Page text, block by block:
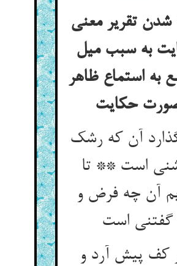
شدن تقریر معنی
به سبب میل
به استماع ظاهر
حکایت‏
آن که رشک
است ** تا
آن چه فرض و
گفتنی است‏
کف پیش آرد و